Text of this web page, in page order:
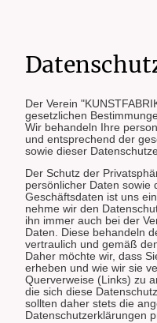
Der Verein
gesetzlichen
Wir behandeln Ihre
und entsprechend der
sowie dieser
Der Schutz der
persönlicher Daten sowie
Geschäftsdaten ist uns
nehme wir den
ihn immer auch bei der
Daten. Diese behandeln
vertraulich und gemäß
Daher möchte wir, dass
erheben und wie wir sie
Querverweise (Links) zu
die sich diese
sollten daher stets die
Datenschutzerklärungen